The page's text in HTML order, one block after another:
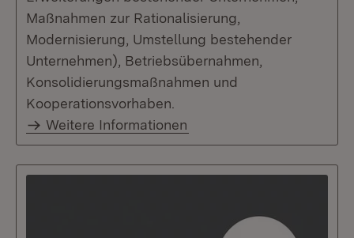
Maßnahmen zur Rationalisierung,
Modernisierung, Umstellung bestehender
Unternehmen), Betriebsübernahmen,
Konsolidierungsmaßnahmen und
Kooperationsvorhaben.
Weitere Informationen